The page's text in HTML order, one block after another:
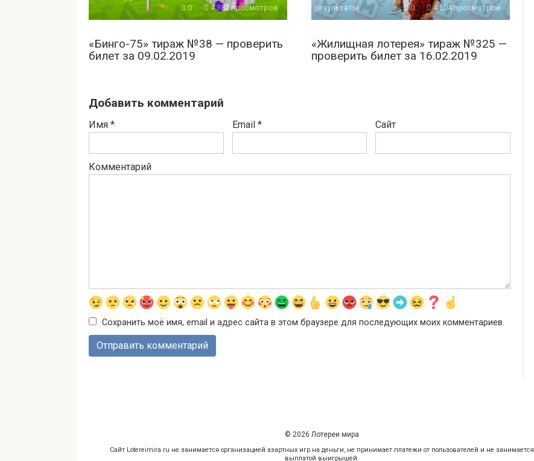
0
4 382 просмотров
«Бинго-75» тираж №38 — проверить
билет за 09.02.2019
результаты
0 4 504 просмотров
«Жилищная лотерея» тираж №325 —
проверить билет за 16.02.2019
Добавить комментарий
Имя * Email * Сайт
Комментарий
Сохранить моё имя, email и адрес сайта в этом браузере для последующих моих комментариев.
© 2026 Лотереи мира
Сайт Lotereimira.ru не занимается организацией азартных игр на деньги, не принимает платежи от пользователей и не занимается
выплатой выигрышей.